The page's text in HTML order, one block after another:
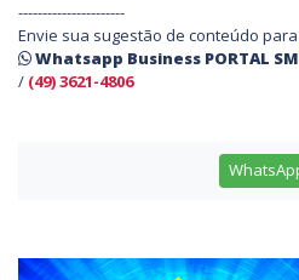
----------------------
Envie sua sugestão de conteúdo
Whatsapp Business PORTAL
/ (49) 3621-4806